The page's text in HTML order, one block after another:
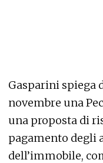
Gasparini spiega
novembre una
una proposta di
pagamento degli
dell’immobile,